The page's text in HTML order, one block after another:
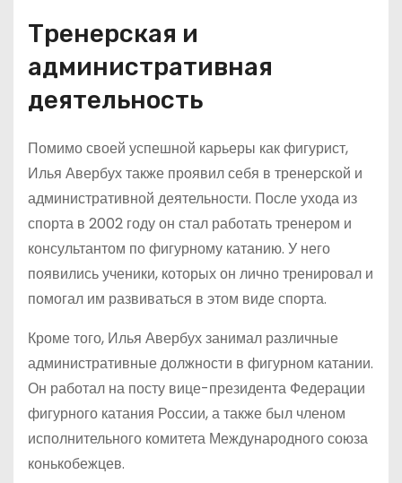
Тренерская и
административная
деятельность
Помимо своей успешной карьеры как фигурист,
Илья Авербух также проявил себя в тренерской и
административной деятельности. После ухода из
спорта в 2002 году он стал работать тренером и
консультантом по фигурному катанию. У него
появились ученики, которых он лично тренировал и
помогал им развиваться в этом виде спорта.
Кроме того, Илья Авербух занимал различные
административные должности в фигурном катании.
Он работал на посту вице-президента Федерации
фигурного катания России, а также был членом
исполнительного комитета Международного союза
конькобежцев.